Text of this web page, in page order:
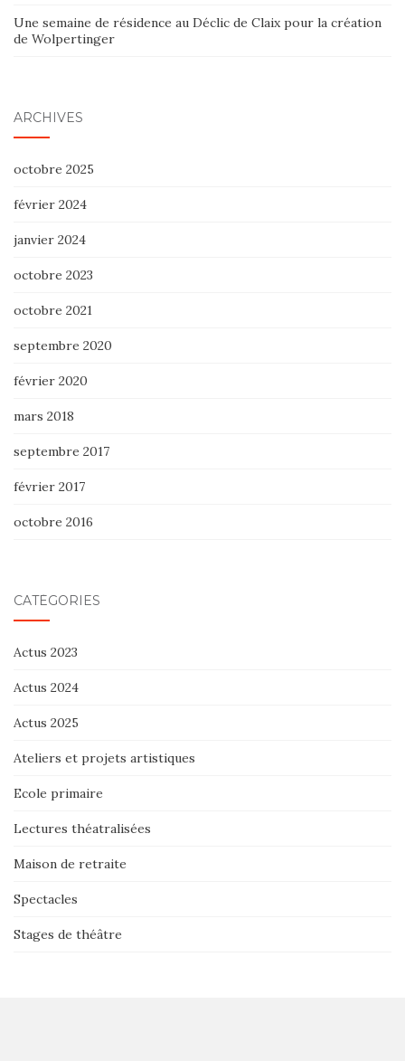
Une semaine de résidence au Déclic de Claix pour la création
de Wolpertinger
ARCHIVES
octobre 2025
février 2024
janvier 2024
octobre 2023
octobre 2021
septembre 2020
février 2020
mars 2018
septembre 2017
février 2017
octobre 2016
CATÉGORIES
Actus 2023
Actus 2024
Actus 2025
Ateliers et projets artistiques
Ecole primaire
Lectures théatralisées
Maison de retraite
Spectacles
Stages de théâtre